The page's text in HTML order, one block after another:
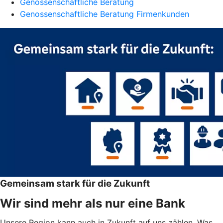
Genossenschaftliche Beratung
Genossenschaftliche Beratung Firmenkunden
Gemeinsam stark für die Zukunft
Wir sind mehr als nur eine Bank